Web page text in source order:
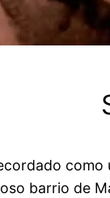
como
barrio de